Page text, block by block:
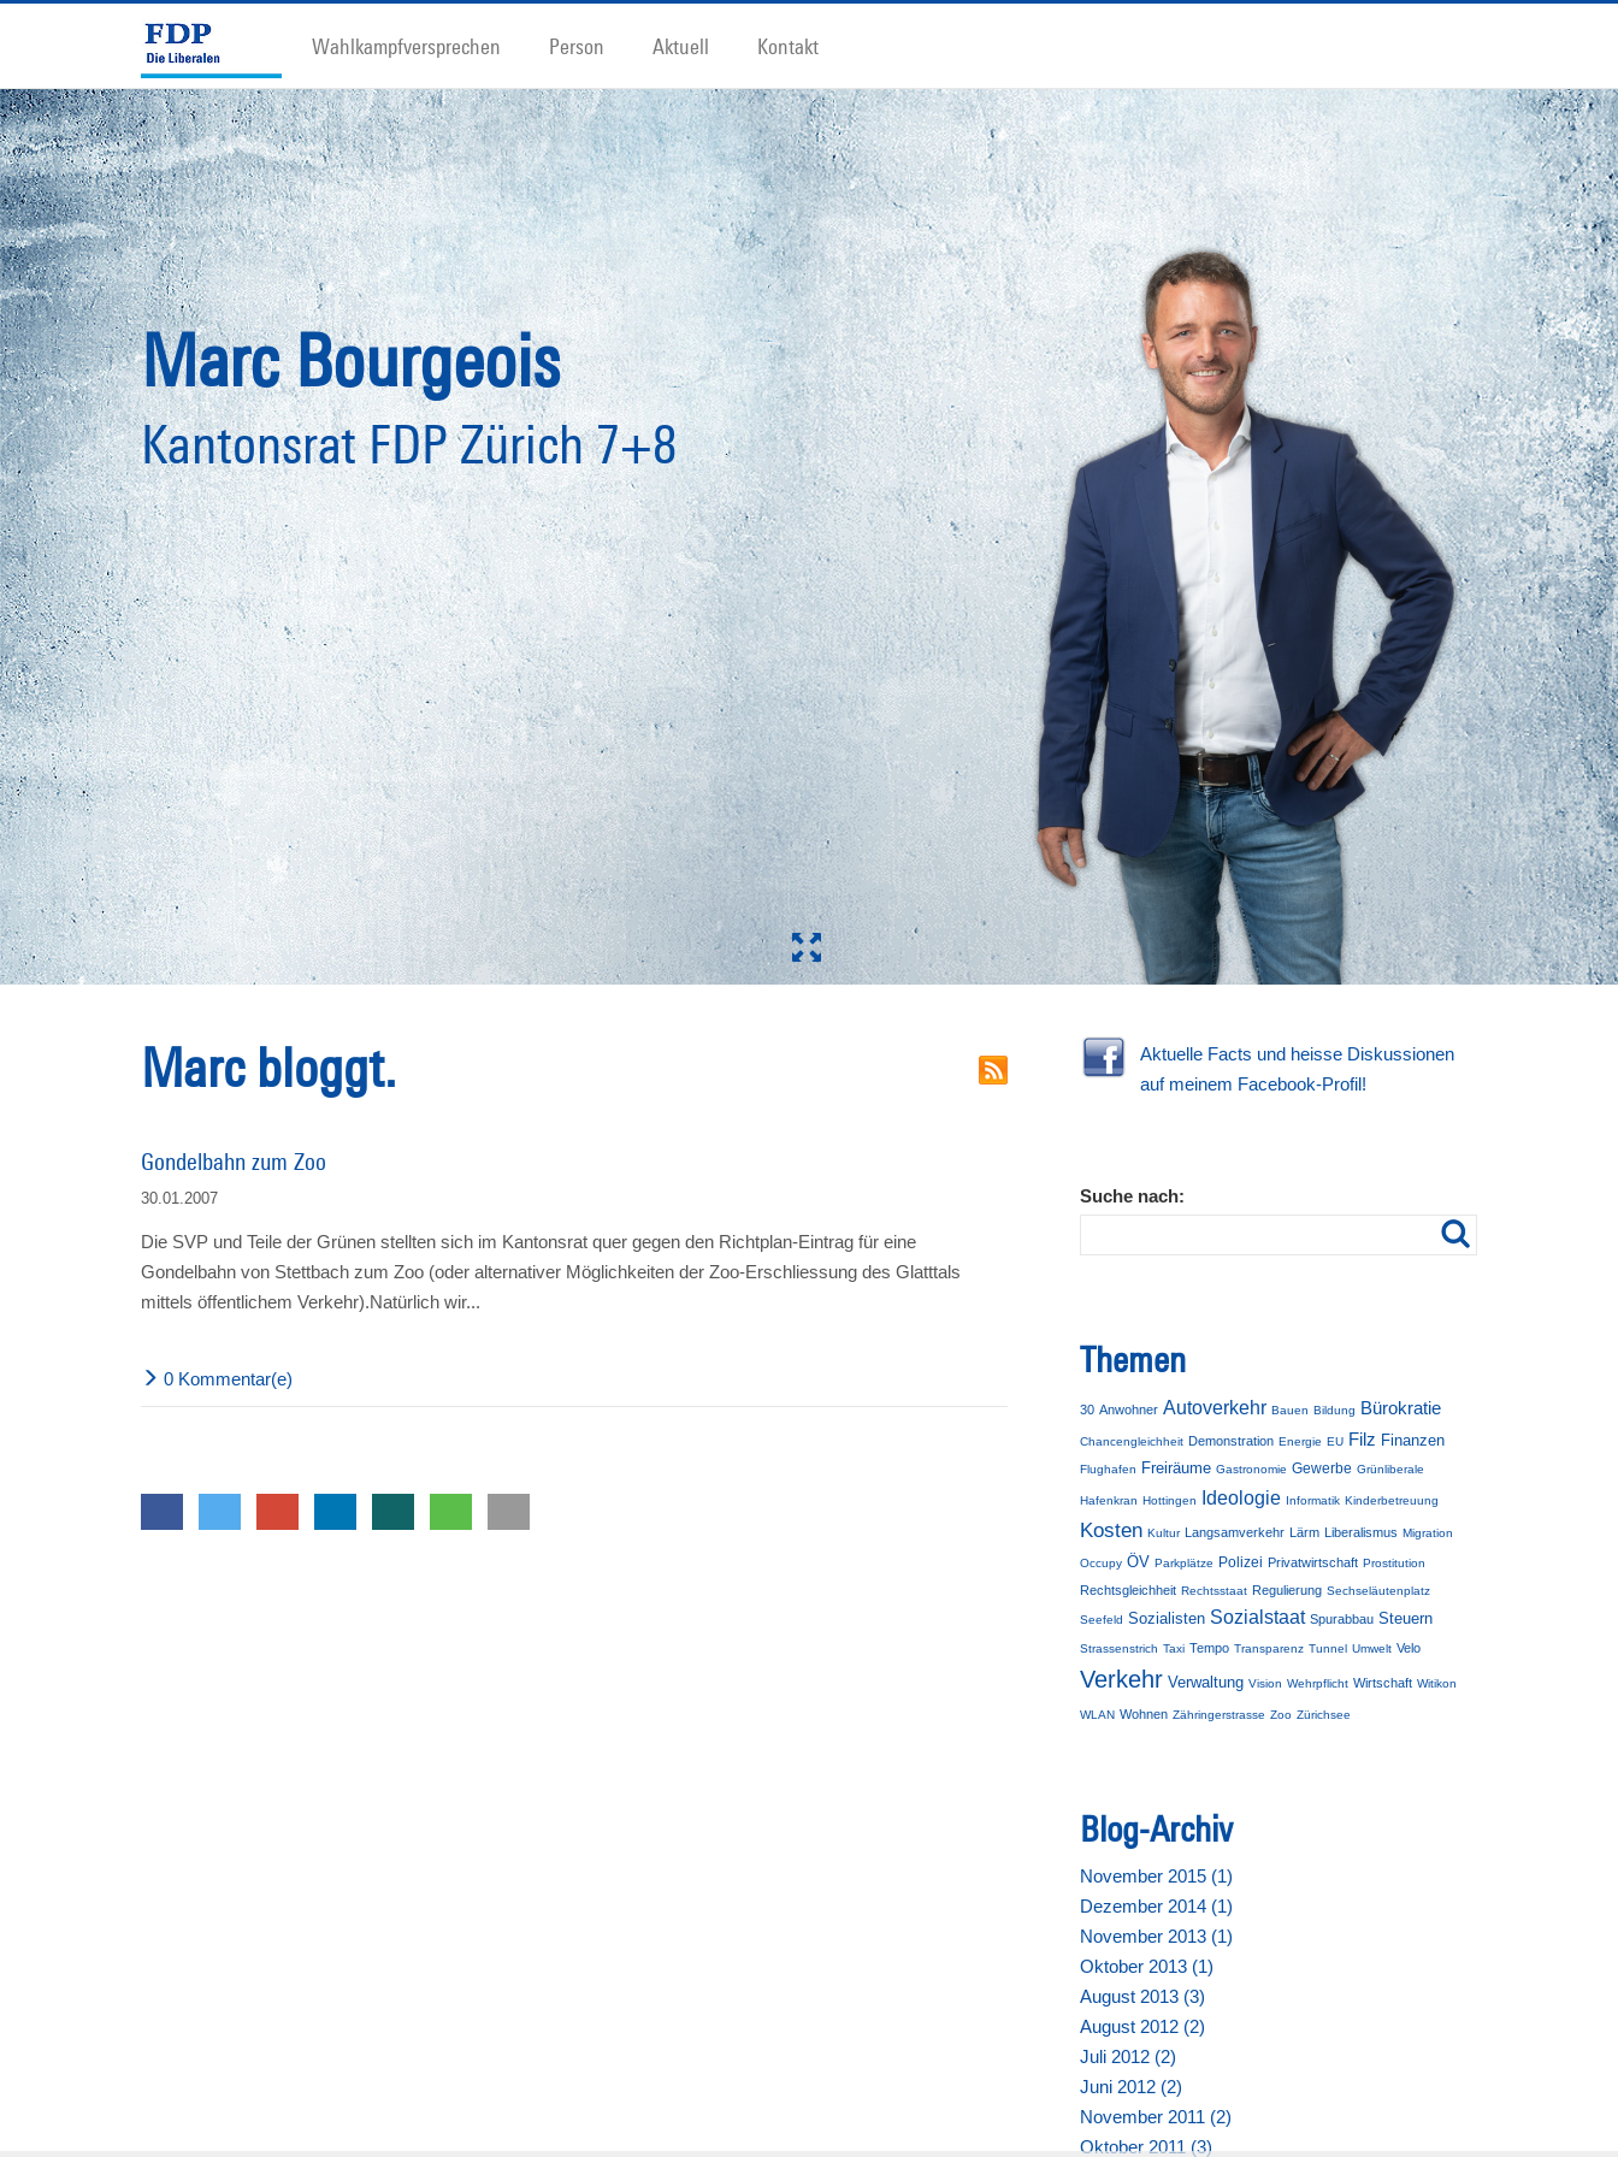
Wahlkampfversprechen Person Aktuell Kontakt
Marc Bourgeois
Kantonsrat FDP Zürich 7+8
Marc bloggt.
Gondelbahn zum Zoo
30.01.2007
Die SVP und Teile der Grünen stellten sich im Kantonsrat quer gegen den Richtplan-Eintrag für eine
Gondelbahn von Stettbach zum Zoo (oder alternativer Möglichkeiten der Zoo-Erschliessung des Glatttals
mittels öffentlichem Verkehr).Natürlich wir...
0 Kommentar(e)
Aktuelle Facts und heisse Diskussionen
auf meinem Facebook-Profil!
Suche nach:
Themen
30 Anwohner Autoverkehr Bauen Bildung Bürokratie
Chancengleichheit Demonstration Energie EU Filz Finanzen
Flughafen Freiräume Gastronomie Gewerbe Grünliberale
Hafenkran Hottingen Ideologie Informatik Kinderbetreuung
Kosten Kultur Langsamverkehr Lärm Liberalismus Migration
Occupy ÖV Parkplätze Polizei Privatwirtschaft Prostitution
Rechtsgleichheit Rechtsstaat Regulierung Sechseläutenplatz
Seefeld Sozialisten Sozialstaat Spurabbau Steuern
Strassenstrich Taxi Tempo Transparenz Tunnel Umwelt Velo
Verkehr Verwaltung Vision Wehrpflicht Wirtschaft Witikon
WLAN Wohnen Zähringerstrasse Zoo Zürichsee
Blog-Archiv
November 2015 (1)
Dezember 2014 (1)
November 2013 (1)
Oktober 2013 (1)
August 2013 (3)
August 2012 (2)
Juli 2012 (2)
Juni 2012 (2)
November 2011 (2)
Oktober 2011 (3)